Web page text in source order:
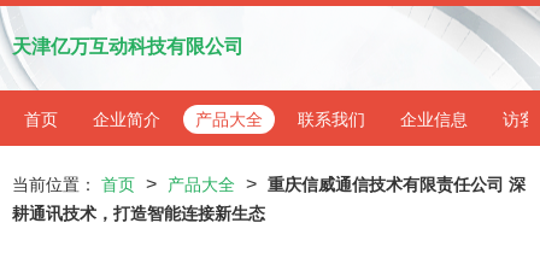
天津亿万互动科技有限公司
首页 企业简介 产品大全 联系我们 企业信息 访客
当前位置： 首页 > 产品大全 > 重庆信威通信技术有限责任公司 深
耕通讯技术，打造智能连接新生态